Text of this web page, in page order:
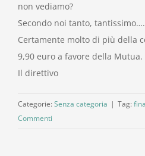
non vediamo?
Secondo noi tanto, tantissimo….
Certamente molto di più della
9,90 euro a favore della Mutua.
Il direttivo
Categorie: Senza categoria | Tag:
Commenti